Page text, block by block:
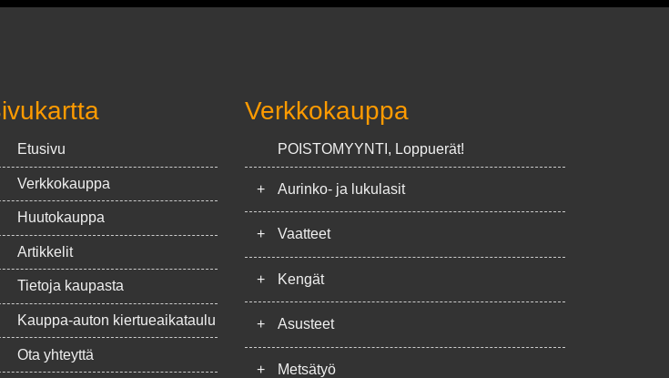
Etusivu
Verkkokauppa
Huutokauppa
Artikkelit
Tietoja kaupasta
Kauppa-auton kiertueaikataulu
Ota yhteyttä
Verkkokauppa
POISTOMYYNTI, Loppuerät!
+ Aurinko- ja lukulasit
+ Vaatteet
+ Kengät
+ Asusteet
+ Metsätyö